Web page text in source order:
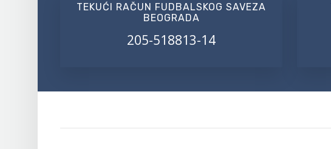
TEKUĆI RAČUN FUDBALSKOG SAVEZA
BEOGRADA
205-518813-14